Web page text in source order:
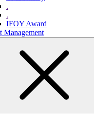
.
.
IFOY Award
Management